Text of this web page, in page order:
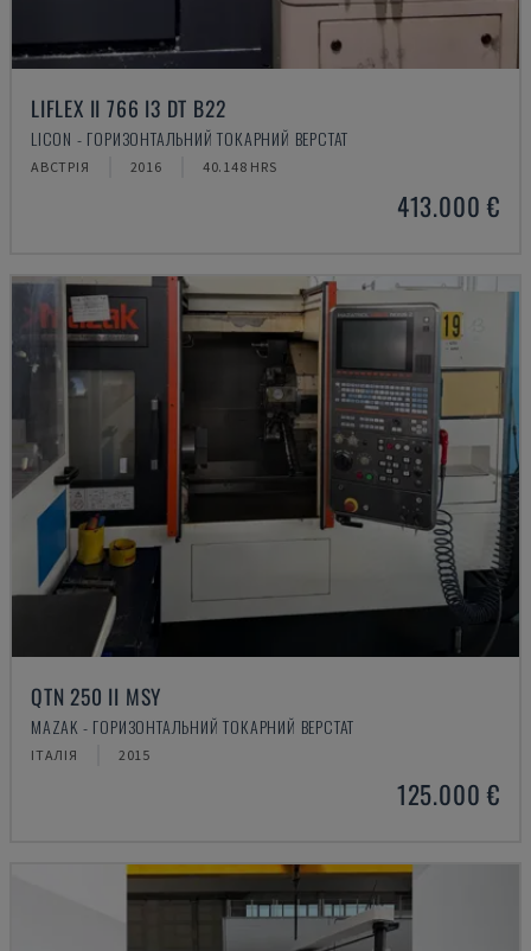
LIFLEX II 766 I3 DT B22
LICON - ГОРИЗОНТАЛЬНИЙ ТОКАРНИЙ ВЕРСТАТ
АВСТРІЯ 2016 40.148 HRS
413.000 €
QTN 250 II MSY
MAZAK - ГОРИЗОНТАЛЬНИЙ ТОКАРНИЙ ВЕРСТАТ
ІТАЛІЯ 2015
125.000 €